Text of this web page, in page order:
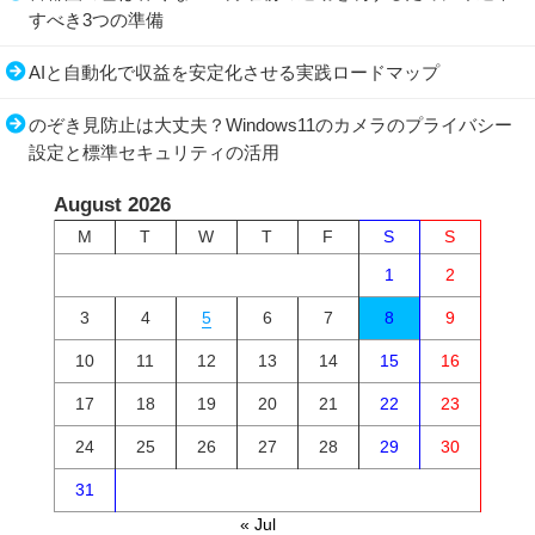
すべき3つの準備
AIと自動化で収益を安定化させる実践ロードマップ
のぞき見防止は大丈夫？Windows11のカメラのプライバシー
設定と標準セキュリティの活用
August 2026
M T W T F S
S
1
2
3 4 5 6 7 8 9
10 11 12 13 14 15 16
17 18 19 20 21 22 23
24 25 26 27 28 29 30
31
« Jul